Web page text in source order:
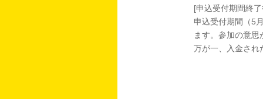
[申込受付期間終
申込受付期間（5
ます。参加の意
万が一、入金され